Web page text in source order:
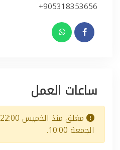
+905318353656
ساعات العمل
الجمعة 10:00.